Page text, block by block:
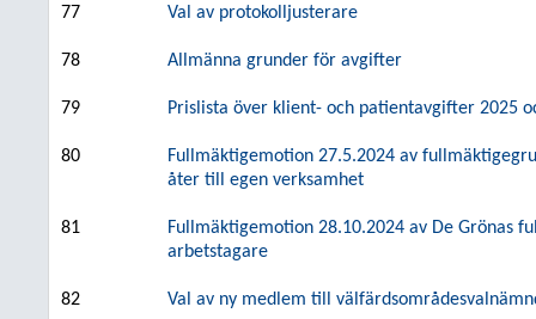
77 Val av protokolljusterare
78 Allmänna grunder för avgifter
79 Prislista över klient- och patientavgifter 2025
80
Fullmäktigemotion 27.5.2024 av
åter till egen verksamhet
81
Fullmäktigemotion 28.10.2024 av De Grönas
arbetstagare
82 Val av ny medlem till